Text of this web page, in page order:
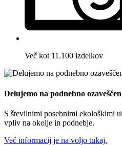
Več kot 11.100 izdelkov
Delujemo na podnebno
S številnimi posebnimi ekološkimi
vpliv na okolje in podnebje.
Več informacij je na voljo tukaj.